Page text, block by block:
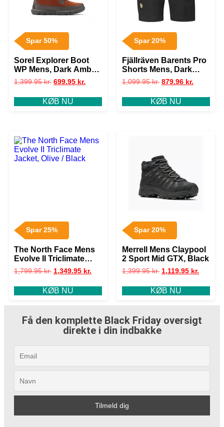
Spar 50%
Sorel Explorer Boot
WP Mens, Dark Amber
/ Buff
1,399.95kr. 699.95 kr.
KØB NU
Spar 20%
Fjällräven Barents Pro
Shorts Mens, Dark
Grey / Dark Grey
1,099.95kr. 879.96 kr.
KØB NU
Spar 25%
The North Face Mens
Evolve II Triclimate
Jacket, Olive / Black
1,799.95kr. 1,349.95 kr.
KØB NU
Spar 20%
Merrell Mens Claypool
2 Sport Mid GTX, Black
1,399.95kr. 1,119.95 kr.
KØB NU
Få den komplette Black Friday oversigt
direkte i din indbakke